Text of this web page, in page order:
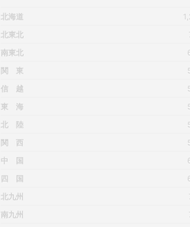
北海道
北東北
南東北
関 東
信 越
東 海
北 陸
関 西
中 国
四 国
北九州
南九州